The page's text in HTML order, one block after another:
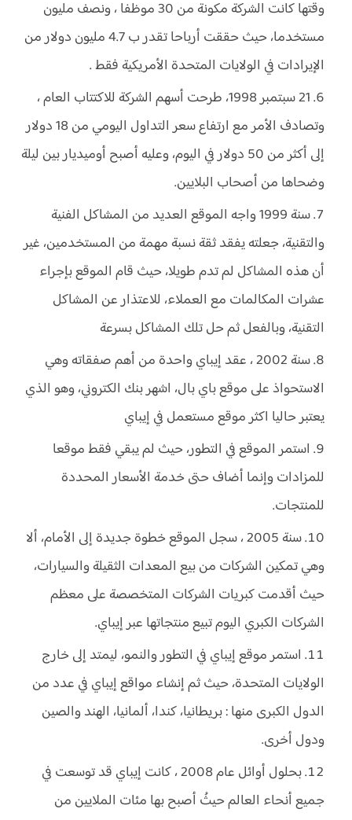
وقتها كانت الشركة مكونة من 30 موظفا ، ونصف مليون
مستخدما، حيث حققت أرباحا تقدر ب 4.7 مليون دولار من
الإيرادات في الولايات المتحدة الأمريكية فقط .
21 سبتمبر 1998، طرحت أسهم الشركة للاكتتاب العام ،
وتصادف الأمر مع ارتفاع سعر التداول اليومي من 18 دولار
إلى أكثر من 50 دولار في اليوم، وعليه أصبح أوميديار بين ليلة
وضحاها من أصحاب البلايين.
سنة 1999 واجه الموقع العديد من المشاكل الفنية
والتقنية، جعلته يفقد ثقة نسبة مهمة من المستخدمين، غير
أن هذه المشاكل لم تدم طويلا، حيث قام الموقع بإجراء
عشرات المكالمات مع العملاء، للاعتذار عن المشاكل
التقنية، وبالفعل ثم حل تلك المشاكل بسرعة
سنة 2002 ، عقد إيباي واحدة من أهم صفقاته وهي
الاستحواذ على موقع باي بال، اشهر بنك الكتروني، وهو الذي
يعتبر حاليا اكثر موقع مستعمل في إيباي
استمر الموقع في التطور، حيث لم يبقي فقط موقعا
للمزادات وإنما أضاف حتى خدمة الأسعار المحددة
للمنتجات.
سنة 2005 ، سجل الموقع خطوة جديدة إلى الأمام، ألا
وهي تمكين الشركات من بيع المعدات الثقيلة والسيارات،
حيث أقدمت كبريات الشركات المتخصصة على معظم
الشركات الكبري اليوم تبيع منتجاتها عبر إيباي.
استمر موقع إيباي في التطور والنمو، ليمتد إلى خارج
الولايات المتحدة، حيث ثم إنشاء مواقع إيباي في عدد من
الدول الكبرى منها : بريطانيا، كندا، ألمانيا، الهند والصين
ودول أخرى.
بحلول أوائل عام 2008 ، كانت إيباي قد توسعت في
جميع أنحاء العالم حيثُ أصبح بها مئات الملايين من